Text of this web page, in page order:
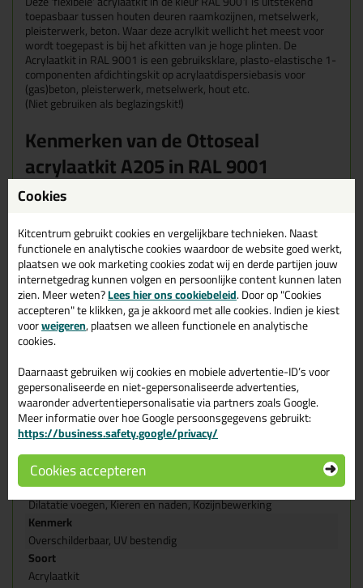
toepasbaar tussen houten deuren raamkozijnen, metselwerk,
pleisterwerk, beton. Waar deze acrylkit wellicht het meest voor
wordt toegepast is bij het afkitten van je hoge plinten.De
Acrylaatkit in RAL 9001 is een gebruiksklare, plasto-elastische 1-
componenten afdichtingskit op acrylaatdispersiebasis voor
(gas)beton, pleisterwerk, metselwerk, hout etc.
(Niet gebruiken als beglazingskit!)
Kenmerken van de Ottoseal
acrylaatkit A205 in RAL 9001
Een huidvormingstijd van slechts één uur
Reukloos
Siliconenvrij
Overschilderbaar
Goede UV-bestendigheid
Geurarm
Eigenschappen Ottoseal Acrylaatkit
RAL 9001 310ml
Merk
Otto Chemie
Verpakkingstype
Koker
Geschikt voor onder andere
Behandeld hout, Beton, Hout, Metaal, Stucwerk, Tegels &
Keramiek
Toepassing
Dilatatie voegen, Kieren en naden, Kozijnbewerking
Kenmerk
Overschilderbaar, UV bestendig
Soort
Acrylaatkit
Cookies
Kitcentrum gebruikt cookies en vergelijkbare technieken. Naast
functionele en analytische cookies waardoor de website goed werkt,
plaatsen we ook marketing cookies zodat wij en derde partijen jouw
internetgedrag kunnen volgen en persoonlijke content kunnen laten
zien. Meer weten?Lees hier ons cookiebeleid. Door op "Cookies
accepteren" te klikken, ga je akkoord met alle cookies. Indien je kiest
voorweigeren, plaatsen we alleen functionele en analytische
cookies.
Daarnaast gebruiken wij cookies en mobiele advertentie-ID’s voor
gepersonaliseerde en niet-gepersonaliseerde advertenties,
waaronder advertentiepersonalisatie via partners zoals Google.
Meer informatie over hoe Google persoonsgegevens gebruikt:
https://business.safety.google/privacy/
Cookies accepteren